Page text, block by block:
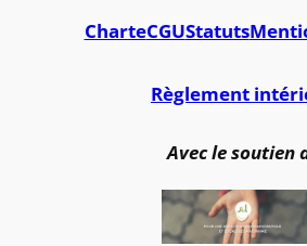
CharteCGUStatuts
Règlement
Avec le soutien